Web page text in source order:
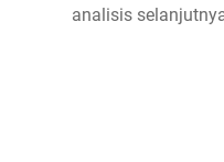
analisis